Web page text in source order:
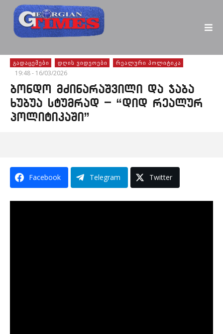
ᲒᲐᲓᲐᲪᲔᲛᲔᲑᲘ ᲓᲦᲘᲡ ᲕᲘᲓᲔᲝᲔᲑᲘ ᲠᲔᲐᲚᲣᲠᲘ ᲞᲝᲚᲘᲢᲘᲙᲐ
19:48 - 16/03/2026
ბონდო მძინარაშვილი და ჯაბა
ხუბუა სტუმრად – “დიდ რეალურ
პოლიტიკაში”
Facebook Telegram Twitter